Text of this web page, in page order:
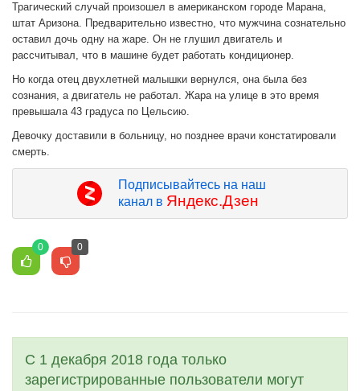
Трагический случай произошел в американском городе Марана,
штат Аризона. Предварительно известно, что мужчина сознательно
оставил дочь одну на жаре. Он не глушил двигатель и
рассчитывал, что в машине будет работать кондиционер.
Но когда отец двухлетней малышки вернулся, она была без
сознания, а двигатель не работал. Жара на улице в это время
превышала 43 градуса по Цельсию.
Девочку доставили в больницу, но позднее врачи констатировали
смерть.
Подписывайтесь на наш
канал в Яндекс.Дзен
0 0
С 1 декабря 2018 года только
зарегистрированные пользователи могут